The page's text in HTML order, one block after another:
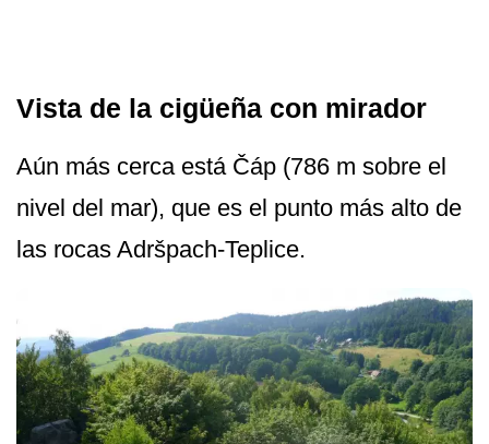
Vista de la cigüeña con mirador
Aún más cerca está Čáp (786 m sobre el
nivel del mar), que es el punto más alto de
las rocas Adršpach-Teplice.